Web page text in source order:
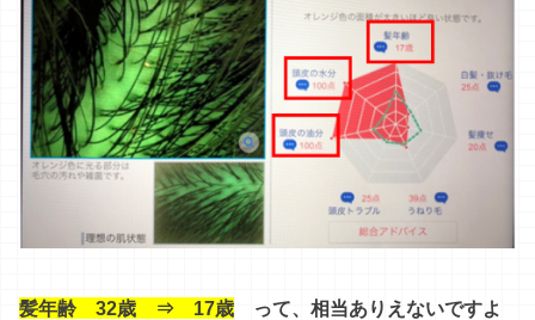
髪年齢 32歳 ⇒ 17歳 って、相当ありえないですよ